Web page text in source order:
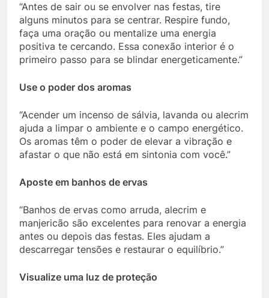
“Antes de sair ou se envolver nas festas, tire
alguns minutos para se centrar. Respire fundo,
faça uma oração ou mentalize uma energia
positiva te cercando. Essa conexão interior é o
primeiro passo para se blindar energeticamente.”
Use o poder dos aromas
“Acender um incenso de sálvia, lavanda ou alecrim
ajuda a limpar o ambiente e o campo energético.
Os aromas têm o poder de elevar a vibração e
afastar o que não está em sintonia com você.”
Aposte em banhos de ervas
“Banhos de ervas como arruda, alecrim e
manjericão são excelentes para renovar a energia
antes ou depois das festas. Eles ajudam a
descarregar tensões e restaurar o equilíbrio.”
Visualize uma luz de proteção